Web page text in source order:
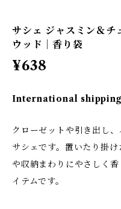
サシェ ジャスミン＆チ
ウッド｜香り袋
¥638
International
クローゼットや引き出し
サシェです。置いたり掛
や収納まわりにやさしく
イテムです。